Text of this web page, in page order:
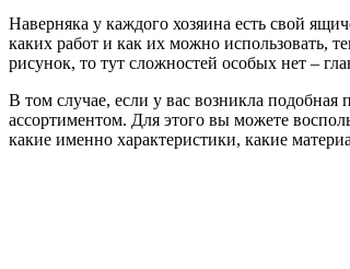
Наверняка у каждого хозяина есть свой
каких работ и как их можно использовать,
рисунок, то тут сложностей особых нет –
В том случае, если у вас возникла
ассортиментом. Для этого вы можете
какие именно характеристики, какие